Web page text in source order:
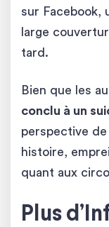
sur Facebook,
large
tard.
Bien que les
conclu à un
perspective
histoire,
quant aux
Plus